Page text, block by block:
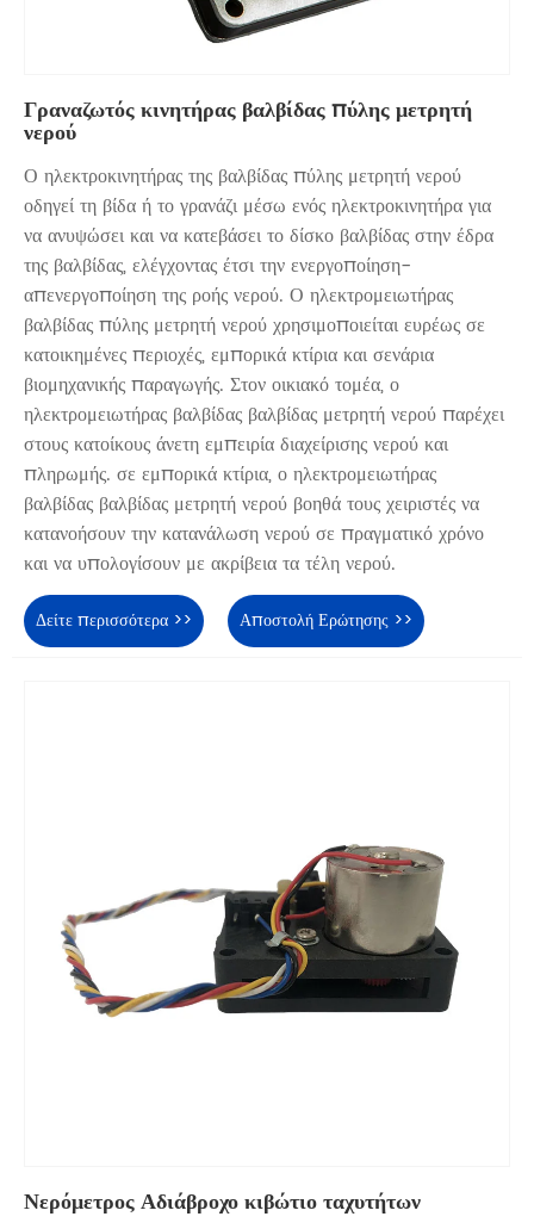
Γραναζωτός κινητήρας βαλβίδας πύλης μετρητή
νερού
Ο ηλεκτροκινητήρας της βαλβίδας πύλης μετρητή νερού
οδηγεί τη βίδα ή το γρανάζι μέσω ενός ηλεκτροκινητήρα για
να ανυψώσει και να κατεβάσει το δίσκο βαλβίδας στην έδρα
της βαλβίδας, ελέγχοντας έτσι την ενεργοποίηση-
απενεργοποίηση της ροής νερού. Ο ηλεκτρομειωτήρας
βαλβίδας πύλης μετρητή νερού χρησιμοποιείται ευρέως σε
κατοικημένες περιοχές, εμπορικά κτίρια και σενάρια
βιομηχανικής παραγωγής. Στον οικιακό τομέα, ο
ηλεκτρομειωτήρας βαλβίδας βαλβίδας μετρητή νερού παρέχει
στους κατοίκους άνετη εμπειρία διαχείρισης νερού και
πληρωμής. σε εμπορικά κτίρια, ο ηλεκτρομειωτήρας
βαλβίδας βαλβίδας μετρητή νερού βοηθά τους χειριστές να
κατανοήσουν την κατανάλωση νερού σε πραγματικό χρόνο
και να υπολογίσουν με ακρίβεια τα τέλη νερού.
Δείτε περισσότερα >> Αποστολή Ερώτησης >>
Νερόμετρος Αδιάβροχο κιβώτιο ταχυτήτων